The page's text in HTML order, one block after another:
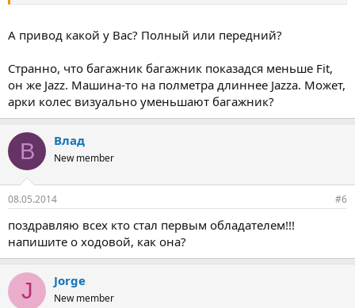
А привод какой у Вас? Полный или передний?
Странно, что багажник багажник показадся меньше Fit,
он же Jazz. Машина-то на полметра длиннее Jazza. Может,
арки колес визуально уменьшают багажник?
В Влад
New member
08.05.2014 #6
поздравляю всех кто стал первым обладателем!!!
напишите о ходовой, как она?
J Jorge
New member